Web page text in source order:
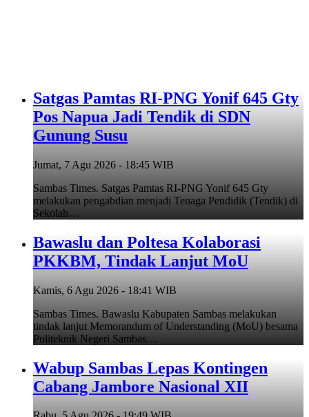
Satgas Pamtas RI-PNG Yonif 645 Gty
Pos Napua Jadi Tendik di SDN
Gunung Susu
Jumat, 7 Agu 2026 - 18:45 WIB
Sambas Times. Satgas Pamtas RI-PNG Yonif 645 Gty
melakukan pengabdian menjadi Tenaga Pendidik (Tendik) di
Sekolah…
Bawaslu dan Poltesa Kolaborasi
PKKBM, Tindak Lanjut MoU
Kamis, 6 Agu 2026 - 18:41 WIB
Sambas Times. Bawaslu Kabupaten Sambas melakukan
tindak lanjut Memorandum of Understanding (MoU) besama
Politeknik Negeri Sambas…
Wabup Sambas Lepas Kontingen
Cabang Jambore Nasional XII